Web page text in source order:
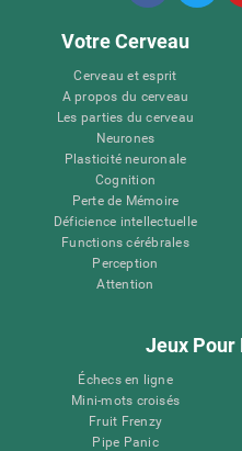
Votre Cerveau
Cerveau et esprit
A propos du cerveau
Les parties du cerveau
Neurones
Plasticité neuronale
Cognition
Perte de Mémoire
Déficience intellectuelle
Functions cérébrales
Perception
Attention
Jeux Pour
Échecs en ligne
Mini-mots croisés
Fruit Frenzy
Pipe Panic